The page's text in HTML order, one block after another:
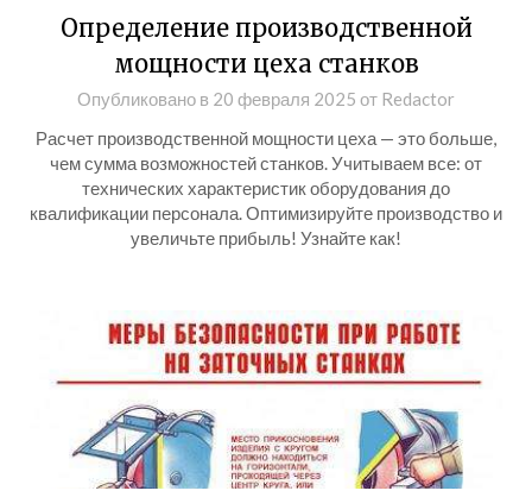
Определение производственной
мощности цеха станков
Опубликовано в 20 февраля 2025 от Redactor
Расчет производственной мощности цеха — это больше,
чем сумма возможностей станков. Учитываем все: от
технических характеристик оборудования до
квалификации персонала. Оптимизируйте производство и
увеличьте прибыль! Узнайте как!